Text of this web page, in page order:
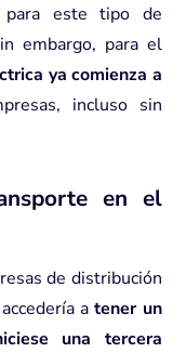
para este tipo de
embargo, para el
ya comienza a
incluso sin
en el
de distribución
atener un
una tercera